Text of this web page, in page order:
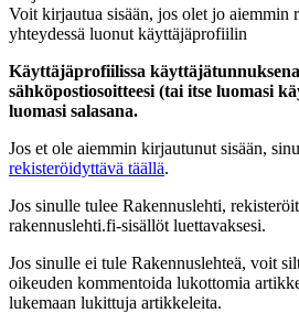
Voit kirjautua sisään, jos olet jo aiemmin
yhteydessä luonut käyttäjäprofiilin
Käyttäjäprofiilissa
sähköpostiosoitteesi (tai itse luomasi
luomasi salasana.
Jos et ole aiemmin kirjautunut sisään,
rekisteröidyttävä täällä.
Jos sinulle tulee Rakennuslehti,
rakennuslehti.fi-sisällöt luettavaksesi.
Jos sinulle ei tule Rakennuslehteä, voit
oikeuden kommentoida lukottomia
lukemaan lukittuja artikkeleita.